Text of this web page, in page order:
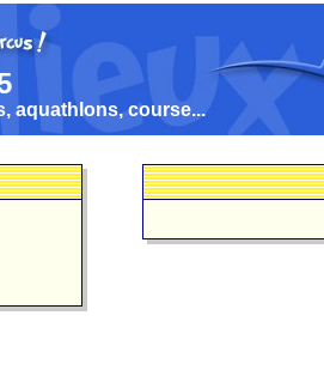
aquathlons, course...